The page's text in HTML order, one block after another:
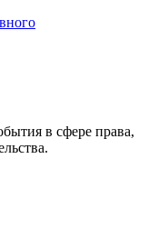
в сфере права,